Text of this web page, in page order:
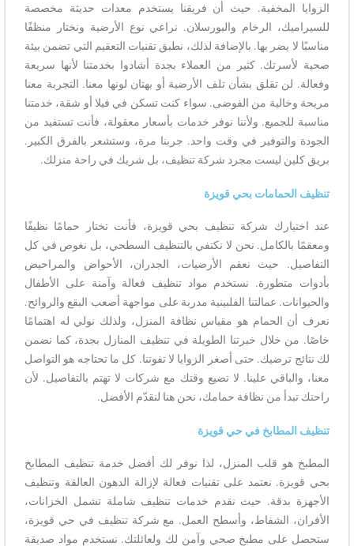
الزوايا المخفية. حيث أن فريقنا يستخدم معدات حديثة مخصصة
للسيراميك، الرخام والبورسلان. نراعي نوع الأرضية ونختار منظفًا
مناسبًا لا يضر بها. بالإضافة لذلك، نطبق تقنيات التعقيم التي تضمن بيئة
صحية لأسرتك. كثير من العملاء بجدة أشادوا بخدمتنا لأنها سريعة
وفعالة. لن تقلق بشأن تلف الأرضية أو بهتان لونها معنا. التجربة معنا
مريحة وخالية من الفوضى. سواء كنت تسكن في فيلا أو شقة، خدمتنا
مناسبة للجميع. ولأننا نوفر خدمات بأسعار معقولة، فأنت تستفيد من
الجودة والتوفير في وقت واحد. جربنا مرة، وستشعر بالفرق الكبير.
بريق كلين ليست مجرد شركة تنظيف، بل شريك في راحة منزلك.
تنظيف الحمامات بحي قويزة
عند اختيارك شركة تنظيف بحي قويزة، فأنت تختار حمامًا نظيفًا
ومعقمًا بالكامل. نحن لا نكتفي بالتنظيف السطحي، بل نغوص في كل
التفاصيل. حيث نعقم الأرضيات، الجدران، الأحواض والمراحيض
بأدوات متطورة. نستخدم مواد تنظيف فعالة وآمنة على الأطفال
والحيوانات. عمالتنا الفلبينية مدربة على مواجهة أصعب البقع والروائح.
نعرف أن الحمام هو مقياس نظافة المنزل، ولذلك نولي له اهتمامًا
خاصًا. من خلال خبرتنا الطويلة في تنظيف المنازل بجدة، كما نضمن
لك نتائج ترضيك. حتى أصغر الزوايا لا تفوتنا. كل ما تحتاجه هو التواصل
معنا، والباقي علينا. لا تضيع وقتك مع شركات لا تهتم بالتفاصيل. لأن
راحتك تبدأ من نظافة حمامك، نحن هنا لنقدّم الأفضل.
تنظيف المطابخ في حي قويزة
المطبخ هو قلب المنزل، لذا نوفر لك أفضل خدمة تنظيف المطابخ
بحي قويزة. نعتمد على تقنيات فعالة لإزالة الدهون العالقة وتنظيف
الأجهزة بدقة. حيث نقدم خدمات تنظيف شاملة تشمل الخزانات،
الأفران، الشفاط، وأسطح العمل. مع شركة تنظيف في حي قويزة،
ستحصل على مطبخ صحي وآمن لك ولعائلتك. نستخدم مواد صديقة